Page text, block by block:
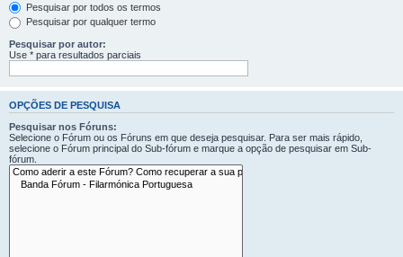
Pesquisar por todos os termos
Pesquisar por qualquer termo
Pesquisar por autor:
Use * para resultados parciais
OPÇÕES DE PESQUISA
Pesquisar nos Fóruns:
Selecione o Fórum ou os Fóruns em que deseja pesquisar. Para ser mais rápido,
selecione o Fórum principal do Sub-fórum e marque a opção de pesquisar em Sub-
fórum.